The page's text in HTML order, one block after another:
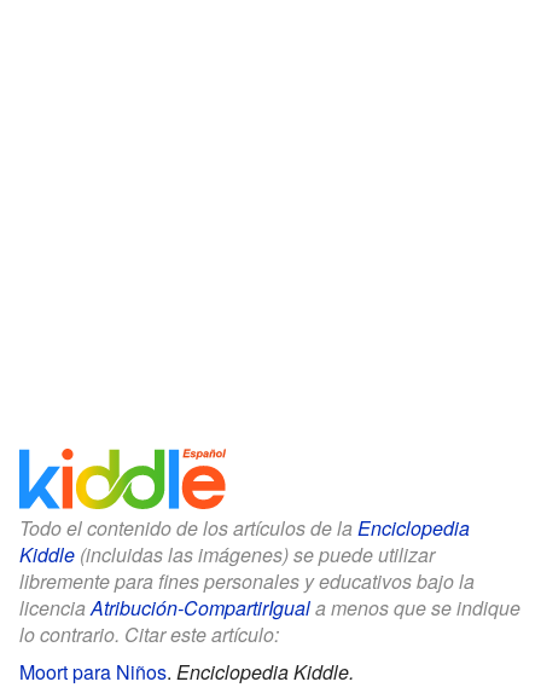
Todo el contenido de los artículos de la Enciclopedia
Kiddle (incluidas las imágenes) se puede utilizar
libremente para fines personales y educativos bajo la
licenciaAtribución-CompartirIguala menos que se indique
lo contrario. Citar este artículo:
Moort para Niños. Enciclopedia Kiddle.